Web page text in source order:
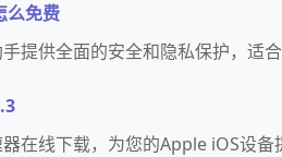
免费
提供全面的安全和隐私保护，适
在线下载，为您的Apple iOS设备